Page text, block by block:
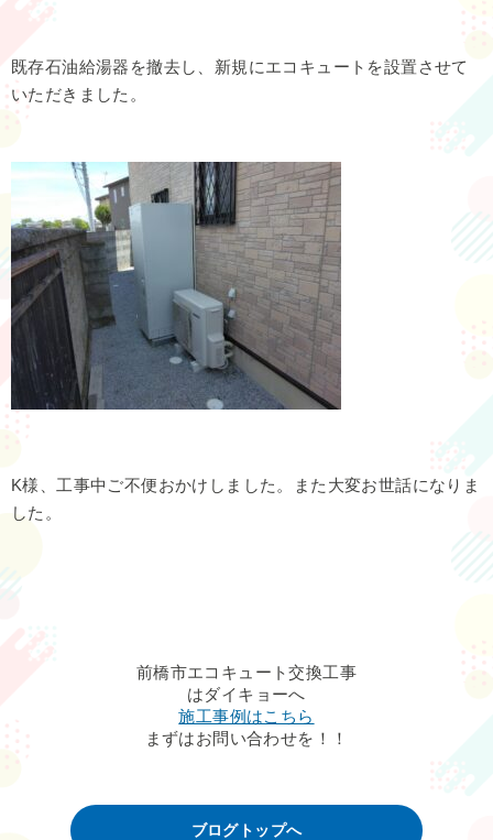
既存石油給湯器を撤去し、新規にエコキュートを設置させて
いただきました。
K様、工事中ご不便おかけしました。また大変お世話になりま
した。
前橋市エコキュート交換工事
はダイキョーへ
施工事例はこちら
まずはお問い合わせを！！
ブログトップへ